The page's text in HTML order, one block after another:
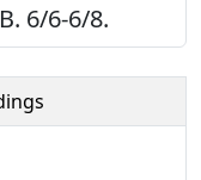
6/6-6/8.